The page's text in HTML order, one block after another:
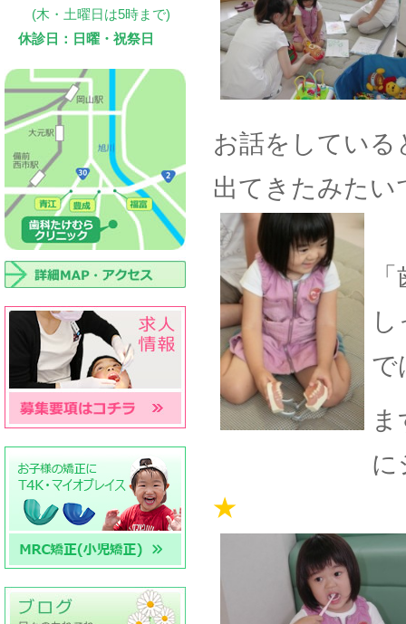
お話をしている
出てきたみたい
で
に
★
(木・土曜日は5時まで)
休診日：日曜・祝祭日